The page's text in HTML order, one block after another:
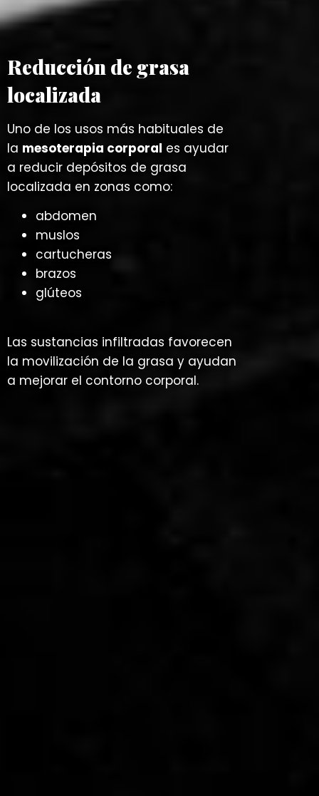
Reducción de grasa
localizada
Uno de los usos más habituales de
la mesoterapia corporal es ayudar
a reducir depósitos de grasa
localizada en zonas como:
abdomen
muslos
cartucheras
brazos
glúteos
Las sustancias infiltradas favorecen
la movilización de la grasa y ayudan
a mejorar el contorno corporal.